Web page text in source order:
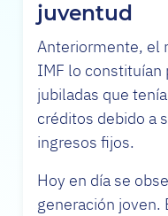
juventud
Anteriormente, el
IMF lo constituían
jubiladas que
créditos debido a
ingresos fijos.
Hoy en día se
generación joven.